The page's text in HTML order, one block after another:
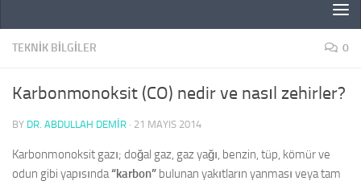
TEKNIK BILGILER 0
Karbonmonoksit (CO) nedir ve nasıl zehirler?
BY DR. ABDULLAH DEMİR · 21 MAYIS 2014
Karbonmonoksit gazı; doğal gaz, gaz yağı, benzin, tüp, kömür ve
odun gibi yapısında“karbon” bulunan yakıtların yanması veya tam